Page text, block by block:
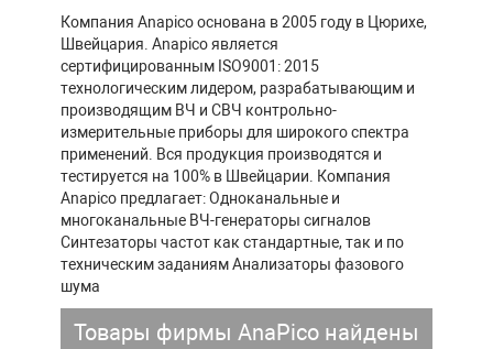
Компания Anapico основана в 2005 году в Цюрихе,
Швейцария. Anapico является
сертифицированным ISO9001: 2015
технологическим лидером, разрабатывающим и
производящим ВЧ и СВЧ контрольно-
измерительные приборы для широкого спектра
применений. Вся продукция производятся и
тестируется на 100% в Швейцарии. Компания
Anapico предлагает: Одноканальные и
многоканальные ВЧ-генераторы сигналов
Синтезаторы частот как стандартные, так и по
техническим заданиям Анализаторы фазового
шума
Товары фирмы AnaPico найдены